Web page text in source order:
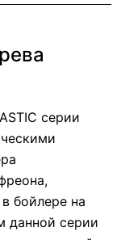
серии
бойлере на
данной серии